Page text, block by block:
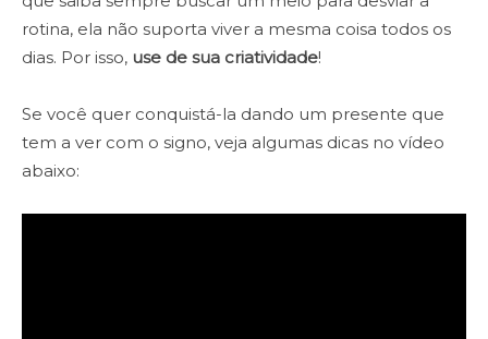
rotina, ela não suporta viver a mesma coisa todos os
dias. Por isso, use de sua criatividade!
Se você quer conquistá-la dando um presente que
tem a ver com o signo, veja algumas dicas no vídeo
abaixo: